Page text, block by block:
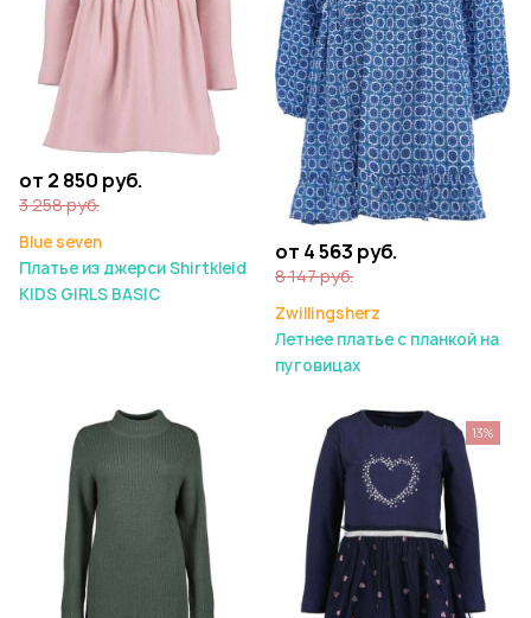
от 2 850 руб.
3 258 руб.
Blue seven
Платье из джерси Shirtkleid
KIDS GIRLS BASIC
от 4 563 руб.
8 147 руб.
Zwillingsherz
Летнее платье с планкой на
пуговицах
13%